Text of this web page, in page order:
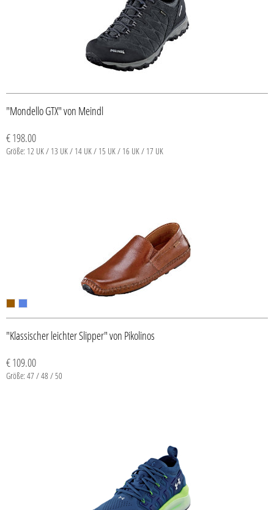
"Mondello GTX" von Meindl
€ 198.00
Größe: 12 UK / 13 UK / 14 UK / 15 UK / 16 UK / 17 UK
"Klassischer leichter Slipper" von Pikolinos
€ 109.00
Größe: 47 / 48 / 50